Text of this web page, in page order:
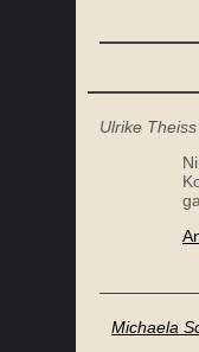
Ulrike Theiss
Michaela